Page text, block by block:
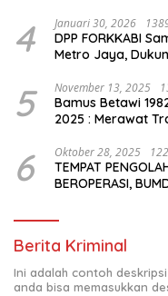
4 Januari 30, 2026
DPP FORKKABI
Metro Jaya,
5 November 13, 2025
Bamus Betawi
2025 : Merawat
6 Oktober 28, 2025
TEMPAT
BEROPERASI,
Berita Kriminal
Ini adalah contoh
anda bisa memasukkan